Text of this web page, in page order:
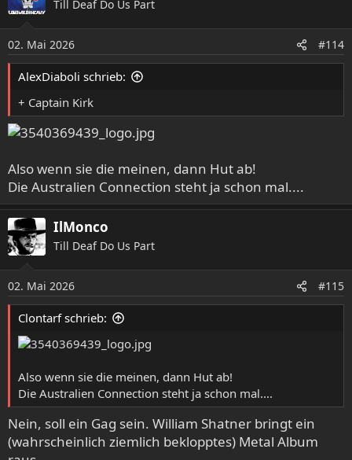
Till Deaf Do Us Part
02. Mai 2026 #114
AlexDiaboli schrieb:
+ Captain Kirk
Also wenn sie die meinen, dann Hut ab!
Die Australien Connection steht ja schon mal....
IlMonco
Till Deaf Do Us Part
02. Mai 2026 #115
Clontarf schrieb:
Also wenn sie die meinen, dann Hut ab!
Die Australien Connection steht ja schon mal....
Nein, soll ein Gag sein. William Shatner bringt ein
(wahrscheinlich ziemlich beklopptes) Metal Album